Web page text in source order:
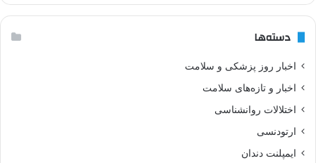
دسته‌ها
اخبار روز پزشکی و سلامت
اخبار و تازه‌های سلامت
اختلالات روانشناسی
ارتودنسی
ایمپلنت دندان